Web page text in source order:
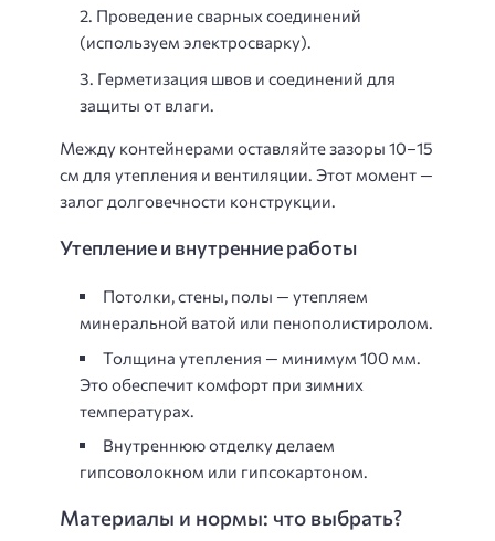
Проведение сварных соединений
(используем электросварку).
Герметизация швов и соединений для
защиты от влаги.
Между контейнерами оставляйте зазоры 10–15
см для утепления и вентиляции. Этот момент —
залог долговечности конструкции.
Утепление и внутренние работы
Потолки, стены, полы — утепляем
минеральной ватой или пенополистиролом.
Толщина утепления — минимум 100 мм
Это обеспечит комфорт при зимних
температурах.
Внутреннюю отделку делаем
гипсоволокном или гипсокартоном.
Материалы и нормы: что выбрать?